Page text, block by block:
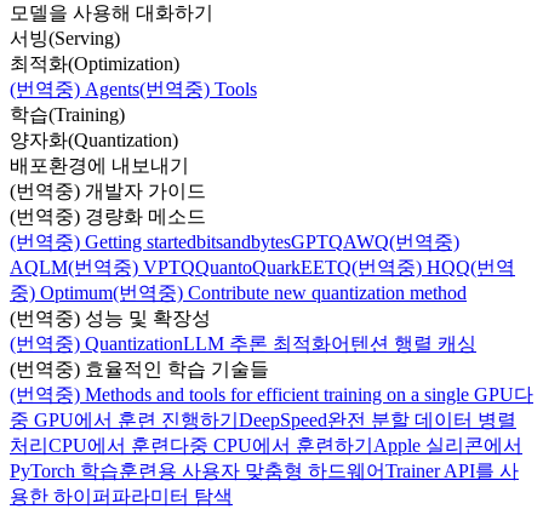
모델을 사용해 대화하기
서빙(Serving)
최적화(Optimization)
(번역중) Agents(번역중) Tools
학습(Training)
양자화(Quantization)
배포환경에 내보내기
(번역중) 개발자 가이드
(번역중) 경량화 메소드
(번역중) Getting startedbitsandbytesGPTQAWQ(번역중)
AQLM(번역중) VPTQQuantoQuarkEETQ(번역중) HQQ(번역
중) Optimum(번역중) Contribute new quantization method
(번역중) 성능 및 확장성
(번역중) QuantizationLLM 추론 최적화어텐션 행렬 캐싱
(번역중) 효율적인 학습 기술들
(번역중) Methods and tools for efficient training on a single GPU다
중 GPU에서 훈련 진행하기 DeepSpeed완전 분할 데이터 병렬
처리 CPU에서 훈련 다중 CPU에서 훈련하기 Apple 실리콘에서
PyTorch 학습훈련용 사용자 맞춤형 하드웨어Trainer API를 사
용한 하이퍼파라미터 탐색